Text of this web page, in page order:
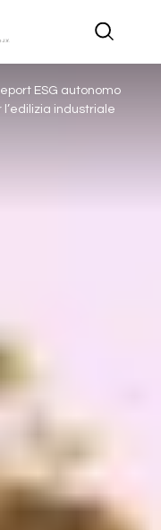
ESG autonomo
industriale